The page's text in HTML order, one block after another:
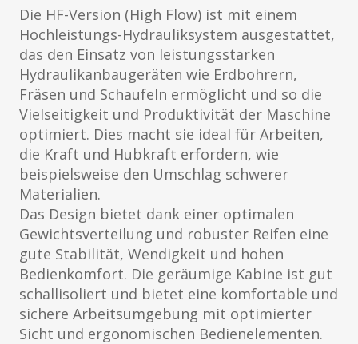
Die HF-Version (High Flow) ist mit einem
Hochleistungs-Hydrauliksystem ausgestattet,
das den Einsatz von leistungsstarken
Hydraulikanbaugeräten wie Erdbohrern,
Fräsen und Schaufeln ermöglicht und so die
Vielseitigkeit und Produktivität der Maschine
optimiert. Dies macht sie ideal für Arbeiten,
die Kraft und Hubkraft erfordern, wie
beispielsweise den Umschlag schwerer
Materialien.
Das Design bietet dank einer optimalen
Gewichtsverteilung und robuster Reifen eine
gute Stabilität, Wendigkeit und hohen
Bedienkomfort. Die geräumige Kabine ist gut
schallisoliert und bietet eine komfortable und
sichere Arbeitsumgebung mit optimierter
Sicht und ergonomischen Bedienelementen.